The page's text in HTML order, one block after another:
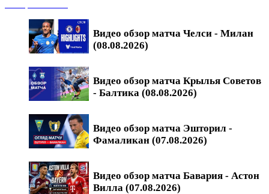
Видео обзор матча Челси - Милан
(08.08.2026)
Видео обзор матча Крылья Советов
- Балтика (08.08.2026)
Видео обзор матча Эшторил -
Фамаликан (07.08.2026)
Видео обзор матча Бавария - Астон
Вилла (07.08.2026)